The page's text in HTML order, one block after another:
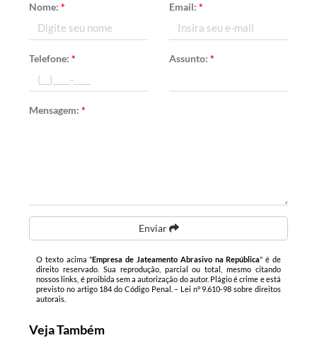
Nome:* Email: *
Telefone:* Assunto: *
Mensagem:*
Enviar
O texto acima "Empresa de Jateamento Abrasivo na República" é de
direito reservado. Sua reprodução, parcial ou total, mesmo citando
nossos links, é proibida sem a autorização do autor. Plágio é crime e está
previsto no artigo 184 do Código Penal. – Lei n° 9.610-98 sobre direitos
autorais
Veja Também